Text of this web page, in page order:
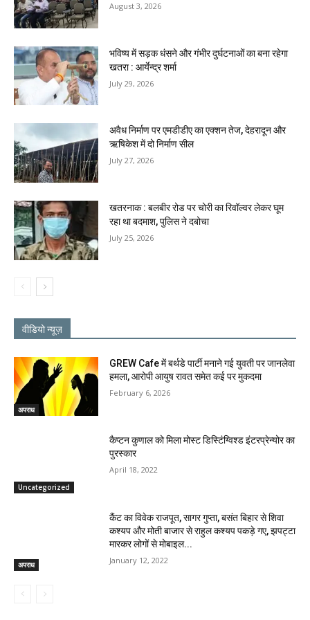
August 3, 2026
भविष्य में सड़क धंसने और गंभीर दुर्घटनाओं का बना रहेगा
खतरा : आर्येन्द्र शर्मा
July 29, 2026
अवैध निर्माण पर एमडीडीए का एक्शन तेज, देहरादून और
ऋषिकेश में दो निर्माण सील
July 27, 2026
खतरनाक : बलबीर रोड पर चोरी का रिवॉल्वर लेकर घूम
रहा था बदमाश, पुलिस ने दबोचा
July 25, 2026
वीडियो न्यूज़
अपराध
GREW Cafe में बर्थडे पार्टी मनाने गई युवती पर जानलेवा
हमला, आरोपी आयुष रावत समेत कई पर मुकदमा
February 6, 2026
Uncategorized
कैप्टन कुणाल को मिला मोस्ट डिस्टिंग्विश्ड इंटरप्रेन्योर का
पुरस्कार
April 18, 2022
अपराध
कैंट का विवेक राजपूत, सागर गुप्ता, बसंत बिहार से शिवा
कश्यप और मोती बाजार से राहुल कश्यप पकड़े गए, झपट्टा
मारकर लोगों से मोबाइल...
January 12, 2022